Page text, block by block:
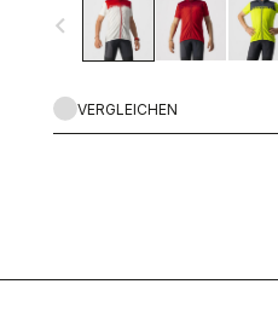
navigate_before
VERGLEICHEN